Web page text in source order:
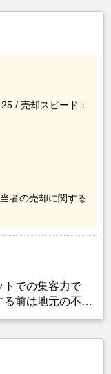
/ 売却スピード：
者の売却に関する
トでの集客力で
前は地元の不動
た。そこでそれ
ンドネットにお